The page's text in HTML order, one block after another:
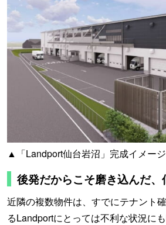
▲「Landport仙台岩沼」完成イメージ
後発だからこそ磨き込んだ
近隣の複数物件は、すでにテナント
るLandportにとっては不利な状況に